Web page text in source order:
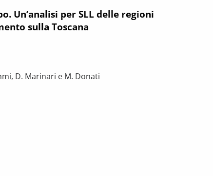
Un’analisi per SLL delle regioni
sulla Toscana
D. Marinari e M. Donati
per SLL delle regioni italiane, con approfondimento sulla